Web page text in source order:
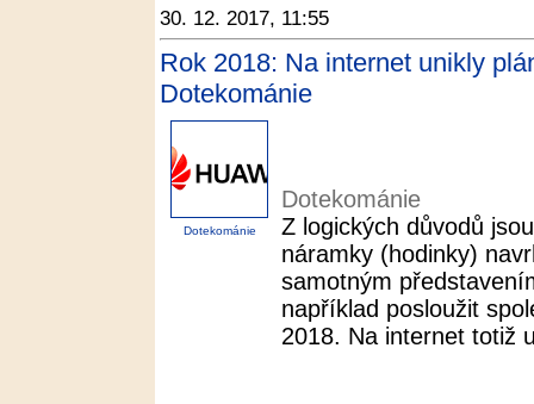
30. 12. 2017, 11:55
Rok 2018: Na internet unikly
Dotekománie
Dotekománie
Dotekománie
Z logických důvodů
náramky (hodinky)
samotným
například posloužit
2018. Na internet totiž